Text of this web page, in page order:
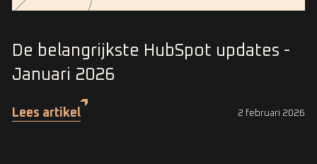
De belangrijkste HubSpot updates -
Januari 2026
Lees artikel 2 februari 2026